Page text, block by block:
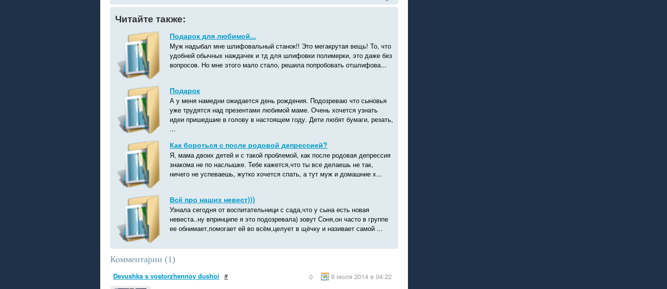
Читайте также:
Подарок для любимой...
Муж надыбал мне шлифовальный станок!! Это мегакрутая вещь! То, что
удобней обычных наждачек и тд для шлифовки полимерки, это даже без
вопросов. Но мне этого мало стало, решила попробовать отшлифова...
Подарок
А у меня намедни ожидается день рождения. Подозреваю что сыновья
уже трудятся над презентами любимой маме. Очень хочется узнать
идеи пришедшие в голову в настоящем году. Дети любят бумаги, резать,
...
Как бороться с после родовой депрессией?
Я, мама двоих детей и с такой проблемой, как после родовая депрессия
знакома не по наслышке. Тебе кажется,что ты все делаешь не так,
ничего не успеваешь, жутко хочется спать, а тут муж и домашние х...
Всё про наших невест)))
Узнала сегодня от воспитательници с сада,что у сына есть новая
невеста..ну впринципе я это подозревала) зовут Соня,он часто в группе
ее обнимает,помогает ей во всём,целует в щёчку и називает самой ...
Комментарии (1)
Devushka s vostorzhennoy dushoi # 9 июля 2014 в 04:22
0